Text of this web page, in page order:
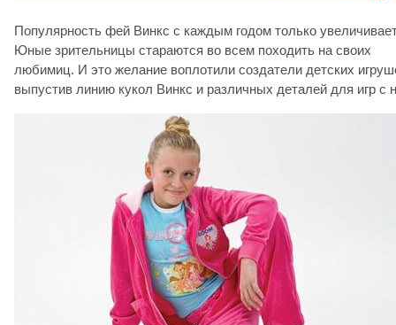
Популярность фей Винкс с каждым годом только
Юные зрительницы стараются во всем походить на своих
любимиц. И это желание воплотили создатели детских
выпустив линию кукол Винкс и различных деталей для игр с